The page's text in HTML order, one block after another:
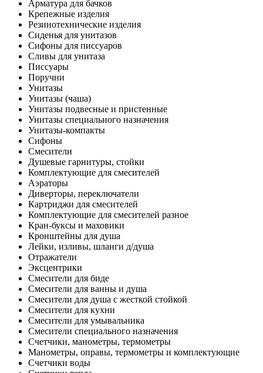
Арматура для бачков
Крепежные изделия
Резинотехнические изделия
Сиденья для унитазов
Сифоны для писсуаров
Сливы для унитаза
Писсуары
Поручни
Унитазы
Унитазы (чаша)
Унитазы подвесные и пристенные
Унитазы специального назначения
Унитазы-компакты
Сифоны
Смесители
Душевые гарнитуры, стойки
Комплектующие для смесителей
Аэраторы
Диверторы, переключатели
Картриджи для смесителей
Комплектующие для смесителей разное
Кран-буксы и маховики
Кронштейны для душа
Лейки, изливы, шланги д/душа
Отражатели
Эксцентрики
Смесители для биде
Смесители для ванны и душа
Смесители для душа с жесткой стойкой
Смесители для кухни
Смесители для умывальника
Смесители специального назначения
Счетчики, манометры, термометры
Манометры, оправы, термометры и комплектующие
Счетчики воды